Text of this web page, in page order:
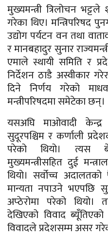
मुख्यमन्त्री त्रिलोचन भट्टले
गरेका थिए। मन्त्रिपरिषद
उद्योग पर्यटन वन तथा
र मानबहादुर सुनार
एमाले स्थायी समिति र
निर्देशन ठाडै अस्वीकार
दिने निर्णय गरेको
मन्त्रीपरिषदमा समेटेका छन्।
यसअघि माओवादी
सुदूरपश्चिम र कर्णाली
परेको थियो। त्यस
मुख्यमन्त्रीसहित दुई
थियो। सर्वोच्च
मान्यता नपाउने भएपछि
अप्ठेरोमा परेको थियो।
देखिएको विवाद
विवादले प्रदेशसम्म असर